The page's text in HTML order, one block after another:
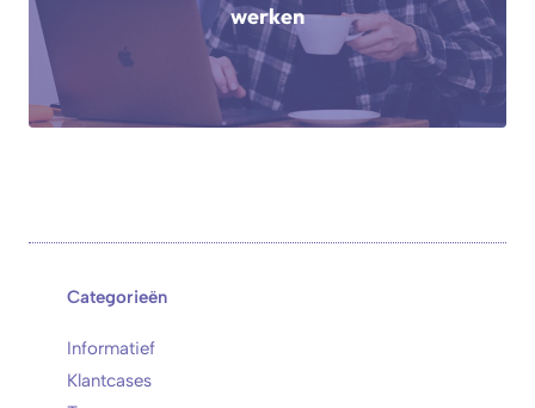
werken
Categorieën
Informatief
Klantcases